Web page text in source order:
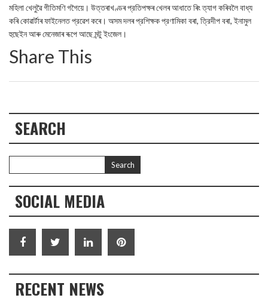
মহিলা খেলুৱৈ গীতিমণি গগৈয়ে। উত্তৰাখণ্ডৰ প্রতিপক্ষৰ খেলৰ আধাতে ৰিং ত্যাগ কৰিবলৈ বাধ্য
কৰি কোৱার্টাৰ ফাইনেলত প্রৱেশ কৰে। অসম দলৰ প্রশিক্ষক প্রণামিকা বৰা, ত্রিদীপ বৰা, ইনামুল
হুছেইন আৰু মেনেজাৰ ৰূপে আছে মন্টু ইংজেল।
Share This
SEARCH
SOCIAL MEDIA
RECENT NEWS